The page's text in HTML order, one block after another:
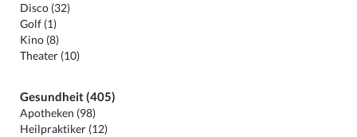
Disco (32)
Golf (1)
Kino (8)
Theater (10)
Gesundheit (405)
Apotheken (98)
Heilpraktiker (12)